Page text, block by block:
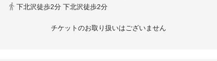
下北沢徒歩2分 下北沢徒歩2分
チケットのお取り扱いはございません